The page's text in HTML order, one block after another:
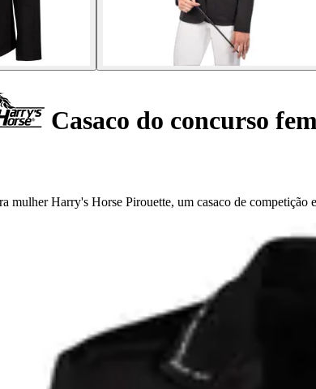
Casaco do concurso
mulher Harry's Horse Pirouette, um casaco de competição